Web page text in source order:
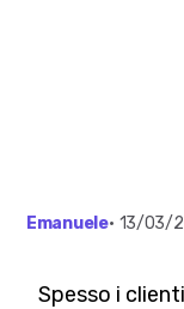
Emanuele• 13/03/
Spesso i